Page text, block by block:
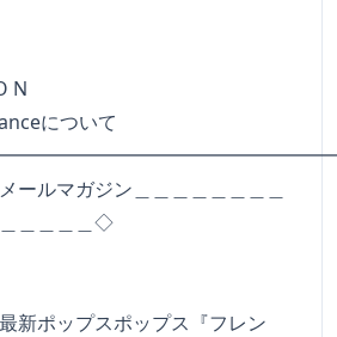
N
について
ルマガジン＿＿＿＿＿＿＿＿
＿＿＿＿＿◇
ポップスポップス『フレン